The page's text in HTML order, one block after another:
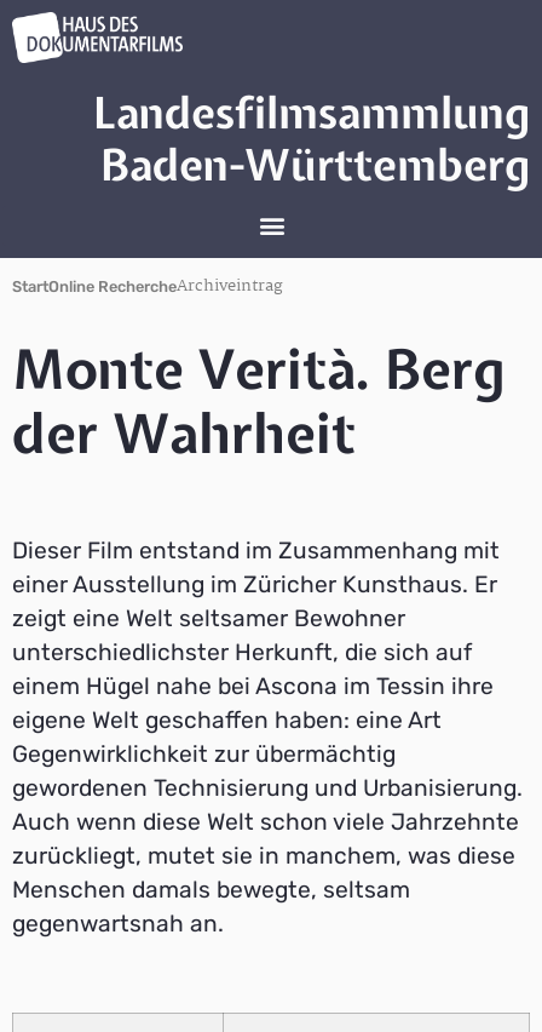
Landesfilmsammlung
Baden-Württemberg
StartOnline RechercheArchiveintrag
Monte Verità. Berg
der Wahrheit
Dieser Film entstand im Zusammenhang mit
einer Ausstellung im Züricher Kunsthaus. Er
zeigt eine Welt seltsamer Bewohner
unterschiedlichster Herkunft, die sich auf
einem Hügel nahe bei Ascona im Tessin ihre
eigene Welt geschaffen haben: eine Art
Gegenwirklichkeit zur übermächtig
gewordenen Technisierung und Urbanisierung.
Auch wenn diese Welt schon viele Jahrzehnte
zurückliegt, mutet sie in manchem, was diese
Menschen damals bewegte, seltsam
gegenwartsnah an.